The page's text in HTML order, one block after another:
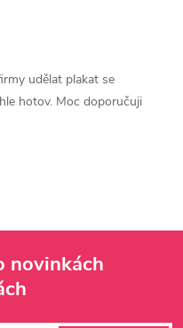
udělat plakat se
hotov. Moc doporučuji
novinkách